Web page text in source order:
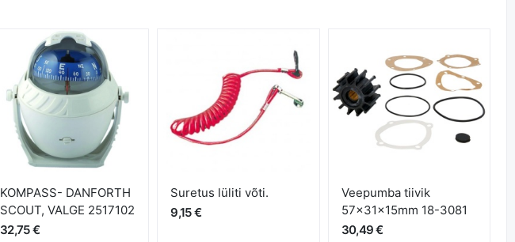
KOMPASS- DANFORTH
SCOUT, VALGE 2517102
32,75 €
Suretus lüliti võti.
9,15 €
Veepumba tiivik
57x31x15mm 18-3081
30,49 €